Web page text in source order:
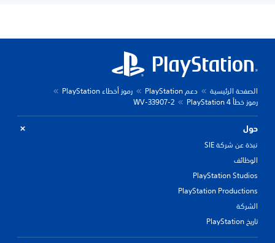
الصفحة الرئيسية دعم PlayStation
رموز أخطاء PlayStation
رموز خطأ PlayStation 4
WV-33907-2
حول
نبذة عن شركة SIE
الوظائف
PlayStation Studios
PlayStation Productions
الشركة
تاريخ PlayStation